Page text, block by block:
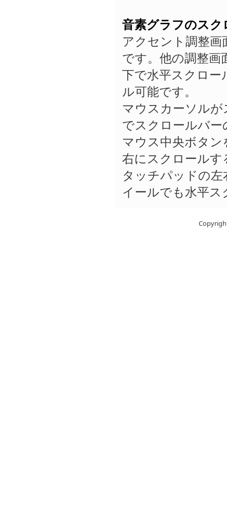
音素グラフのスク
アクセント調整
です。他の調整
下で水平スクロー
ル可能です。
マウスカーソル
でスクロールバ
マウス中央ボタ
右にスクロール
タッチパッドの
イールでも水平